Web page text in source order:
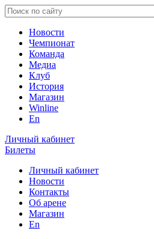
Новости
Чемпионат
Команда
Медиа
Клуб
История
Магазин
Winline
En
Личный кабинет
Билеты
Личный кабинет
Новости
Контакты
Об арене
Магазин
En